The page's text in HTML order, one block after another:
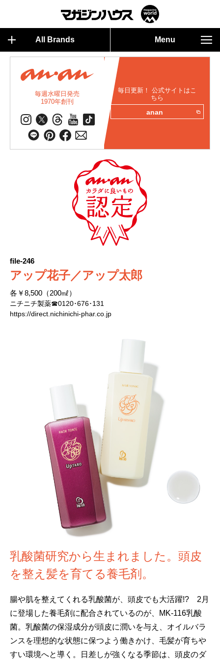
All Brands Menu
毎週水曜日発売
1970年創刊
毎日更新！ 公式サイトはこ
ちら
anan
file-246
アップ花子／アップ太郎
各￥8,500（200㎖）
ニチニチ製薬☎0120･676･131
https://direct.nichinichi-phar.co.jp
乳酸菌研究から生まれました。頭皮
を整え髪を育てる養毛剤。
腸や肌を整えてくれる乳酸菌が、頭皮でも大活躍!? 2月
に登場した養毛剤に配合されているのが、MK-116乳酸
菌。乳酸菌の保湿成分が頭皮に潤いを与え、オイルバラ
ンスを理想的な状態に保つよう働きかけ、毛髪が育ちや
すい環境へと導く。日差しが強くなる季節は、頭皮のダ